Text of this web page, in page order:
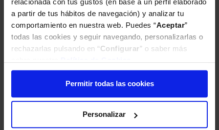
relacionada con tus gustos (en base a un perfil elaborado
a partir de tus hábitos de navegación) y analizar tu
comportamiento en nuestra web. Puedes “Aceptar”
todas las cookies y seguir navegando, personalizarlas o
rechazarlas pulsando en “Configurar” o saber más
Permitir todas las cookies
Personalizar
en dichos contenidos ni la corrección de
cualquier defecto que pudiera ocurrir; (c) la
ausencia de virus y/o demás componentes
dañinos; (d) los daños o perjuicios que cause
cualquier persona que vulnere los sistemas de
seguridad de iAhorro Technologies.
iAhorro Technologies podrá suspender
accesibilidad al sitio Web con motivo de
operaciones de mantenimiento, reparación,
actualización o mejora. No obstante, siempre que